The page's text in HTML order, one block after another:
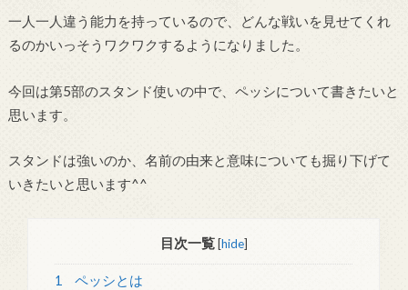
一人一人違う能力を持っているので、どんな戦いを見せてくれ
るのかいっそうワクワクするようになりました。
今回は第5部のスタンド使いの中で、ペッシについて書きたいと
思います。
スタンドは強いのか、名前の由来と意味についても掘り下げて
いきたいと思います^^
目次一覧 [hide]
1 ペッシとは